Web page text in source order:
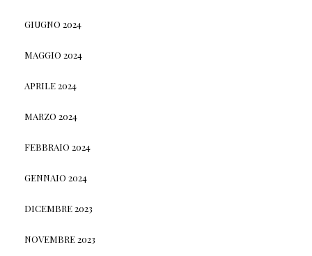
GIUGNO 2024
MAGGIO 2024
APRILE 2024
MARZO 2024
FEBBRAIO 2024
GENNAIO 2024
DICEMBRE 2023
NOVEMBRE 2023